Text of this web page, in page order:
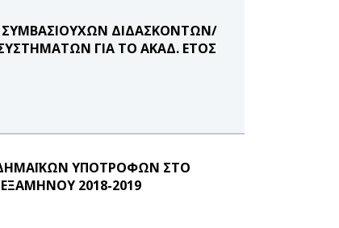
ΔΙΔΑΣΚΟΝΤΩΝ/
ΓΙΑ ΤΟ ΑΚΑΔ. ΕΤΟΣ
ΥΠΟΤΡΟΦΩΝ ΣΤΟ
2018-2019